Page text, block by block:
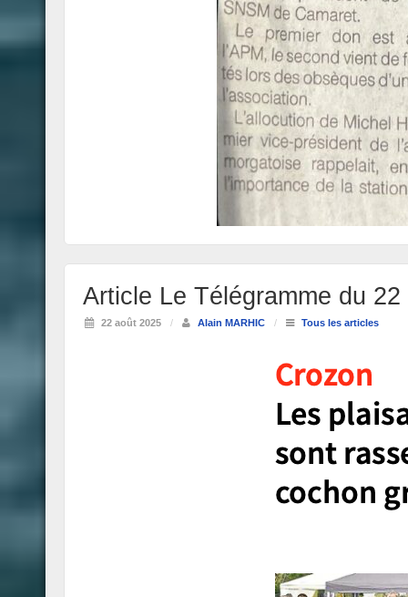
Article Le Télégramme du
22 août 2025 / Alain MARHIC / Tous les articles